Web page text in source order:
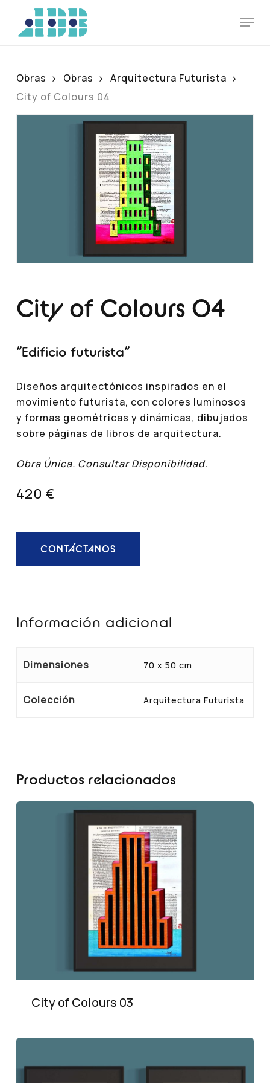
main
Obras Obras
Arquitectura Futurista
City of Colours 04
City of Colours 04
“Edificio futurista”
Diseños arquitectónicos inspirados en el
movimiento futurista, con colores luminosos
y formas geométricas y dinámicas, dibujados
sobre páginas de libros de arquitectura.
Obra Única. Consultar Disponibilidad.
420 €
CONTÁCTANOS
Información adicional
Dimensiones 70 x 50 cm
Colección Arquitectura Futurista
Productos relacionados
City of Colours 03